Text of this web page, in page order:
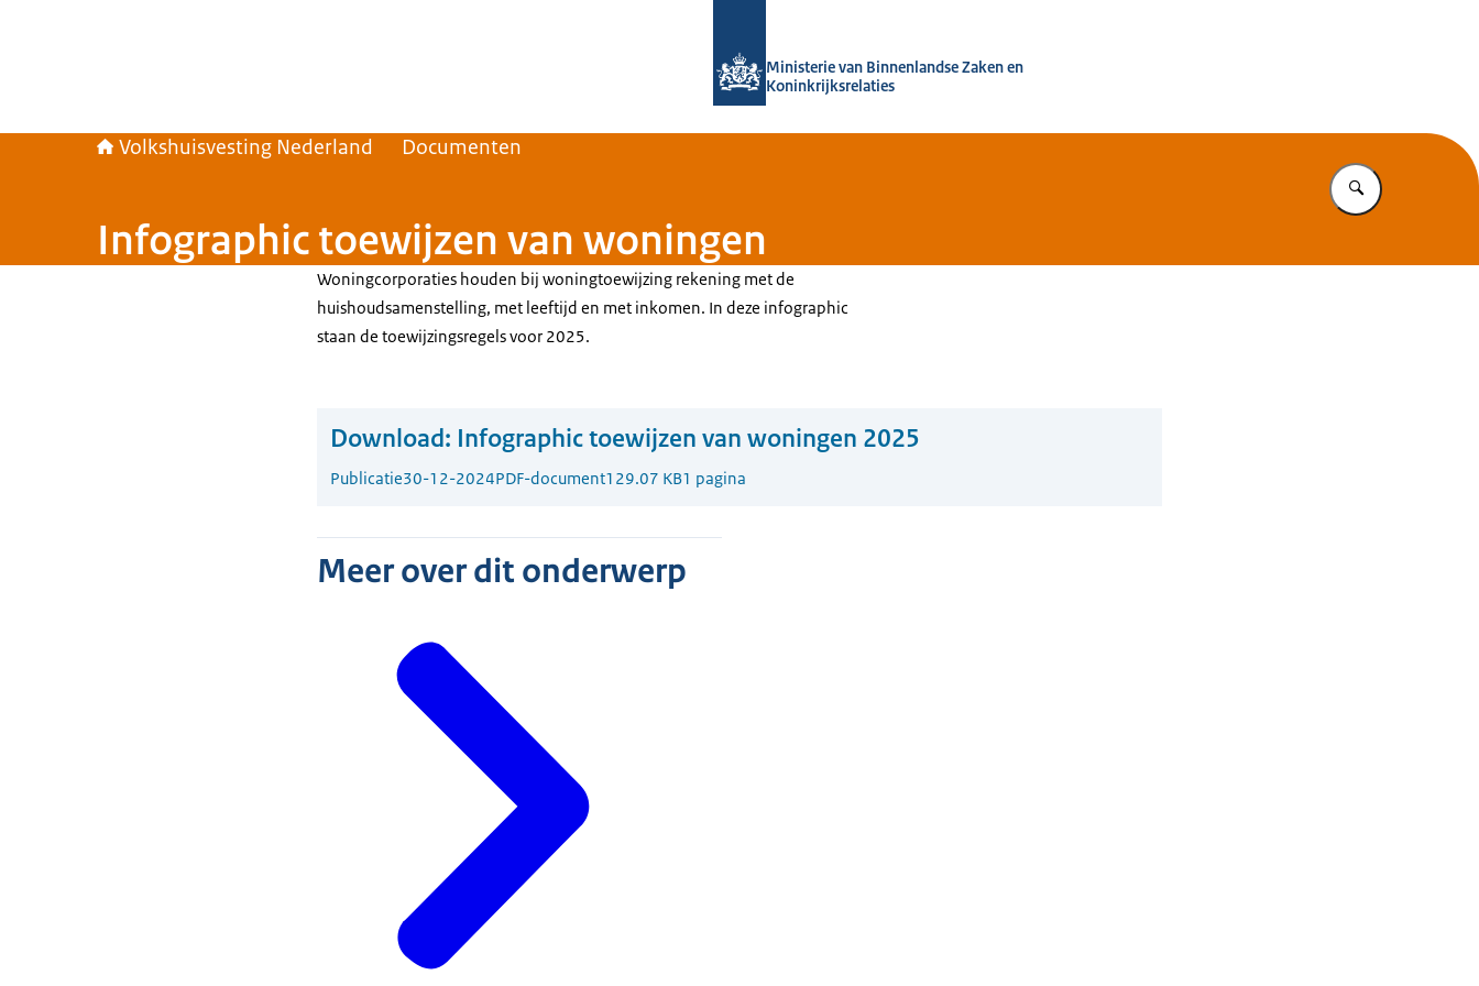
Ministerie van Binnenlandse Zaken en
Koninkrijksrelaties
Volkshuisvesting Nederland Documenten
Vul in wat u
Infographic toewijzen van woningen
Woningcorporaties houden bij woningtoewijzing rekening met de
huishoudsamenstelling, met leeftijd en met inkomen. In deze infographic
staan de toewijzingsregels voor 2025.
Download: Infographic toewijzen van woningen 2025
Publicatie30-12-2024PDF-document129.07 KB1 pagina
Meer over dit onderwerp